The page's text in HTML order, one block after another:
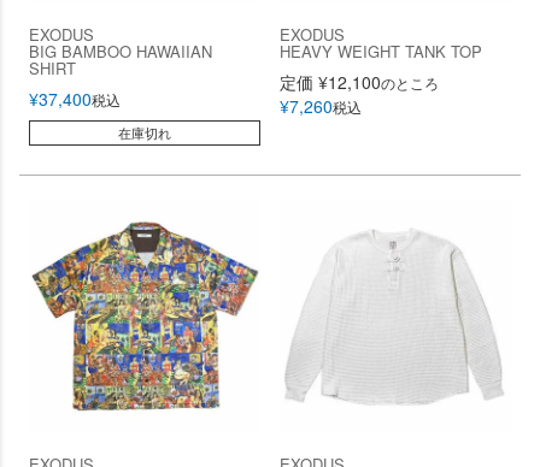
EXODUS
BIG BAMBOO HAWAIIAN
SHIRT
¥37,400税込
在庫切れ
EXODUS
HEAVY WEIGHT TANK TOP
定価 ¥12,100のところ
¥7,260税込